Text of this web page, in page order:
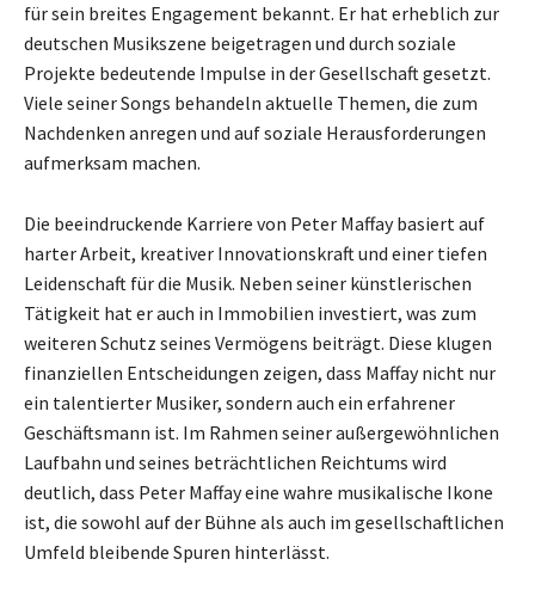
für sein breites Engagement bekannt. Er hat erheblich zur
deutschen Musikszene beigetragen und durch soziale
Projekte bedeutende Impulse in der Gesellschaft gesetzt.
Viele seiner Songs behandeln aktuelle Themen, die zum
Nachdenken anregen und auf soziale Herausforderungen
aufmerksam machen.
Die beeindruckende Karriere von Peter Maffay basiert auf
harter Arbeit, kreativer Innovationskraft und einer tiefen
Leidenschaft für die Musik. Neben seiner künstlerischen
Tätigkeit hat er auch in Immobilien investiert, was zum
weiteren Schutz seines Vermögens beiträgt. Diese klugen
finanziellen Entscheidungen zeigen, dass Maffay nicht nur
ein talentierter Musiker, sondern auch ein erfahrener
Geschäftsmann ist. Im Rahmen seiner außergewöhnlichen
Laufbahn und seines beträchtlichen Reichtums wird
deutlich, dass Peter Maffay eine wahre musikalische Ikone
ist, die sowohl auf der Bühne als auch im gesellschaftlichen
Umfeld bleibende Spuren hinterlässt.